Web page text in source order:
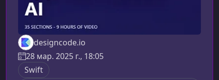
designcode.io
28 мар. 2025 г., 18:05
Swift